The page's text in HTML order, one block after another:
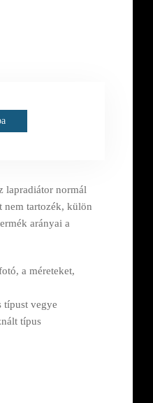
lapradiátor normál
nem tartozék, külön
arányai a
a méreteket,
típust vegye
típus